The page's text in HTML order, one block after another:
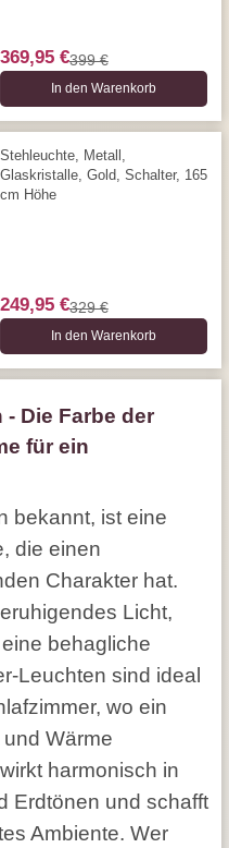
369,95 €399 €
In den Warenkorb
Stehleuchte, Metall,
Glaskristalle, Gold, Schalter, 165
cm Höhe
249,95 €329 €
In den Warenkorb
Die Farbe der
für ein
bekannt, ist eine
die einen
Charakter hat.
Licht,
behagliche
Leuchten sind ideal
wo ein
Wärme
harmonisch in
Erdtönen und schafft
Ambiente. Wer